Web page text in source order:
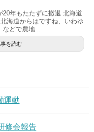
20年もたたずに撤退 北海道
道からはですね、いわゆ
などで農地...
を読む
運動
修会報告